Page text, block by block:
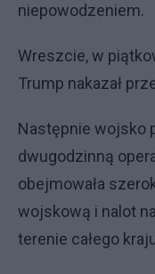
niepowodzeniem.
Wreszcie, w
Trump nakazał
Następnie wojsko
dwugodzinną
obejmowała
wojskową i nalot
terenie całego